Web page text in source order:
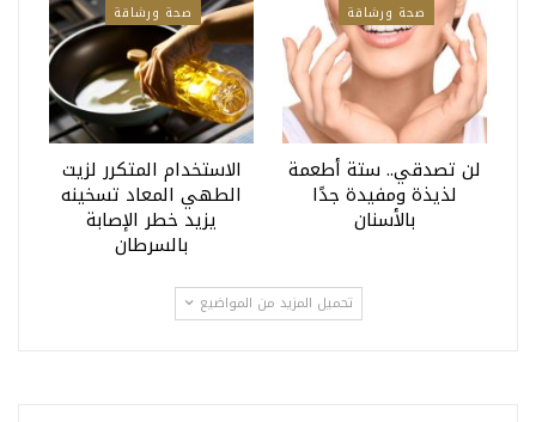
صحة ورشاقة
لن تصدقي.. ستة أطعمة
لذيذة ومفيدة جدًا
بالأسنان
صحة ورشاقة
الاستخدام المتكرر لزيت
الطهي المعاد تسخينه
يزيد خطر الإصابة
بالسرطان
تحميل المزيد من المواضيع